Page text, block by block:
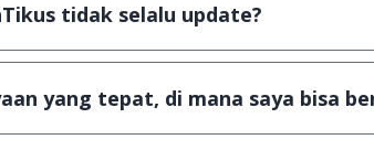
tidak selalu update?
yang ada di JalanTikus, hingga saat
yang tepat, di mana saya bisa
pertanyaan yang masuk. Kirim